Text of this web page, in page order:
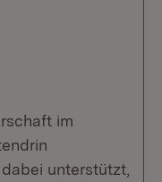
im
unterstützt,